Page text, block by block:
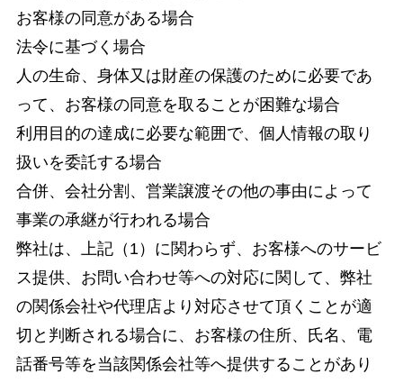
お客様の同意がある場合
法令に基づく場合
人の生命、身体又は財産の保護のために必要であ
って、お客様の同意を取ることが困難な場合
利用目的の達成に必要な範囲で、個人情報の取り
扱いを委託する場合
合併、会社分割、営業譲渡その他の事由によって
事業の承継が行われる場合
弊社は、上記（1）に関わらず、お客様へのサービ
ス提供、お問い合わせ等への対応に関して、弊社
の関係会社や代理店より対応させて頂くことが適
切と判断される場合に、お客様の住所、氏名、電
話番号等を当該関係会社等へ提供することがあり